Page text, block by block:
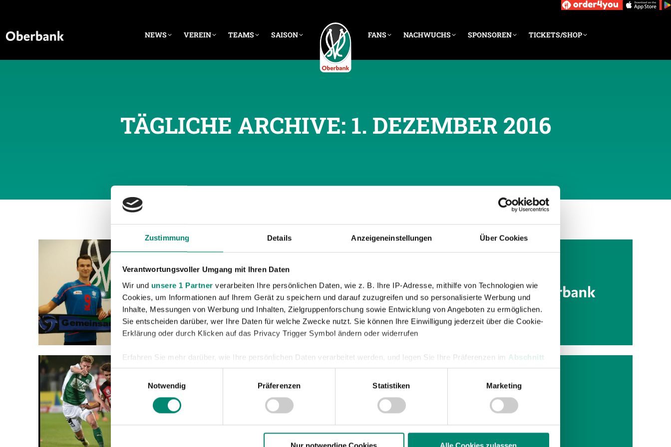
Zustimmung Details Anzeigeneinstellungen Über Cookies
Verantwortungsvoller Umgang mit Ihren Daten
Wir und unsere 1 Partner verarbeiten Ihre persönlichen Daten, wie z. B. Ihre IP-Adresse, mithilfe von Technologien wie
Cookies, um Informationen auf Ihrem Gerät zu speichern und darauf zuzugreifen und so personalisierte Werbung und
Inhalte, Messungen von Werbung und Inhalten, Zielgruppenforschung sowie Entwicklung von Angeboten zu ermöglichen.
Sie entscheiden darüber, wer Ihre Daten für welche Zwecke nutzt. Sie können Ihre Einwilligung jederzeit über die Cookie-
Erklärung oder durch Klicken auf das Privacy Trigger Symbol ändern oder widerrufen
Erfahren Sie mehr darüber, wie Ihre persönlichen Daten verarbeitet werden, und legen Sie Ihre Präferenzen im Abschnitt
Einzelheitenfest.
Wir verwenden Cookies, um Inhalte und Anzeigen zu personalisieren, Funktionen für soziale Medien anbieten zu können
und die Zugriffe auf unsere Website zu analysieren. Außerdem geben wir Informationen zu Ihrer Verwendung unserer
Einwilligungsauswahl
Notwendig
Präferenzen Statistiken Marketing
Nur notwendige Cookies Alle Cookies zulassen
NEWS VEREIN TEAMS SAISON FANS NACHWUCHS SPONSOREN TICKETS/SHOP
TÄGLICHE ARCHIVE: 1. DEZEMBER 2016
01.12.2016| UNKATEGORISIERT
RIEDER FUSSBALLER UND VOLLEYBALLER SPIELEN E
IN BUNDESLIGA-DOPPEL
Bundesliga-Doppel in Ried am Samstag, dem 3. Dezember: In der Austrian
Volley League hat der UVC Weberzeile Ried um 16.00 Uhr Meister Hypo
Tirol Volleyballteam zu Gast in der Messehalle 18. Um 18.30 U
| UNKATEGORISIERT
SVR IST GEFORDERT
Tabellenletzten SV Mattersburg.